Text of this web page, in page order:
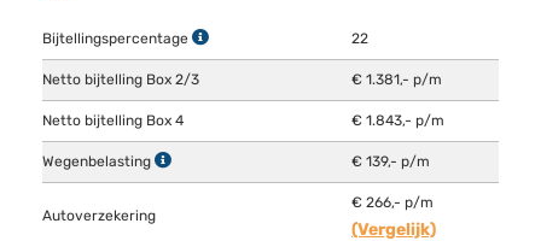
Bijtellingspercentage 22
Netto bijtelling Box 2/3 € 1.381,- p/m
Netto bijtelling Box 4 € 1.843,- p/m
Wegenbelasting € 139,- p/m
Autoverzekering
€ 266,- p/m
(Vergelijk)